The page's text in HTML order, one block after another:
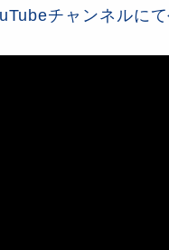
チャンネルに